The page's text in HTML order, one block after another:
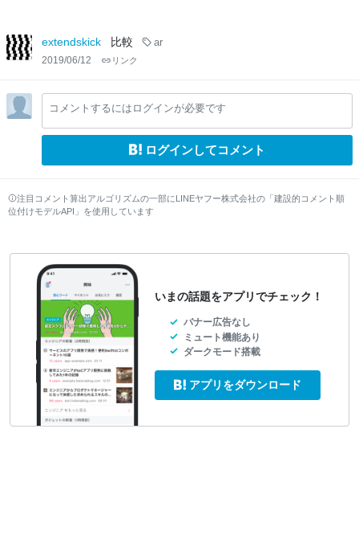
extendskick 比較 ar
2019/06/12 リンク
コメントするにはログインが必要です
ログインしてコメント
注目コメント算出アルゴリズムの一部にLINEヤフー株式会社の「建設的コメント順
位付けモデルAPI」を使用しています
いまの話題をアプリでチェック！
バナー広告なし
ミュート機能あり
ダークモード搭載
アプリをダウンロード